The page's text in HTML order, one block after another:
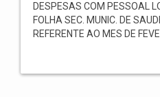
DESPESAS COM PESSOAL
FOLHA SEC. MUNIC. DE
REFERENTE AO MES DE